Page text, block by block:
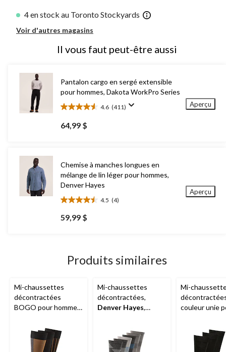
4 en stock au Toronto Stockyards
Voir d'autres magasins
Il vous faut peut-être aussi
Pantalon cargo en sergé extensible
pour hommes, Dakota WorkPro Series
4.6 (411)
4.6
étoile(s)
sur
64,99 $
Aperçu
Chemise à manches longues en
mélange de lin léger pour hommes,
Denver Hayes
4.5 (4)
4.5
étoile(s)
sur
59,99 $
Aperçu
Produits similaires
Mi-chaussettes
décontractées
BOGO pour hommes,
Mi-chaussettes
décontractées,
Denver Hayes,
Mi-
couleur unie
,
3 paires